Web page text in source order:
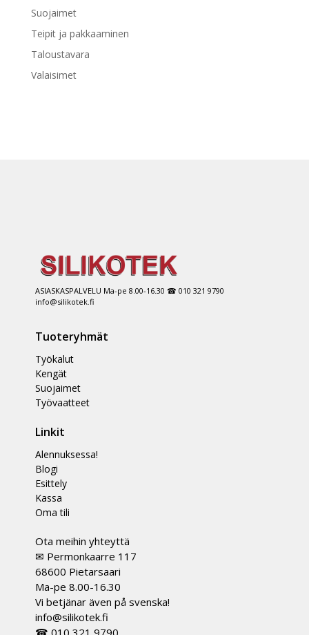
Suojaimet
Teipit ja pakkaaminen
Taloustavara
Valaisimet
ASIASKASPALVELU Ma-pe 8.00-16.30 ☎ 010 321 9790
info@silikotek.fi
Tuoteryhmät
Työkalut
Kengät
Suojaimet
Työvaatteet
Linkit
Alennuksessa!
Blogi
Esittely
Kassa
Oma tili
Ota meihin yhteyttä
✉ Permonkaarre 117
68600 Pietarsaari
Ma-pe 8.00-16.30
Vi betjänar även på svenska!
info@silikotek.fi